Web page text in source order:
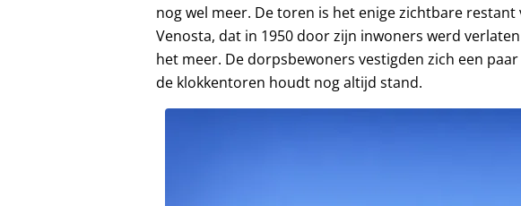
nog wel meer. De toren is het enige zichtbare
Venosta, dat in 1950 door zijn inwoners werd
het meer. De dorpsbewoners vestigden zich een
de klokkentoren houdt nog altijd stand.